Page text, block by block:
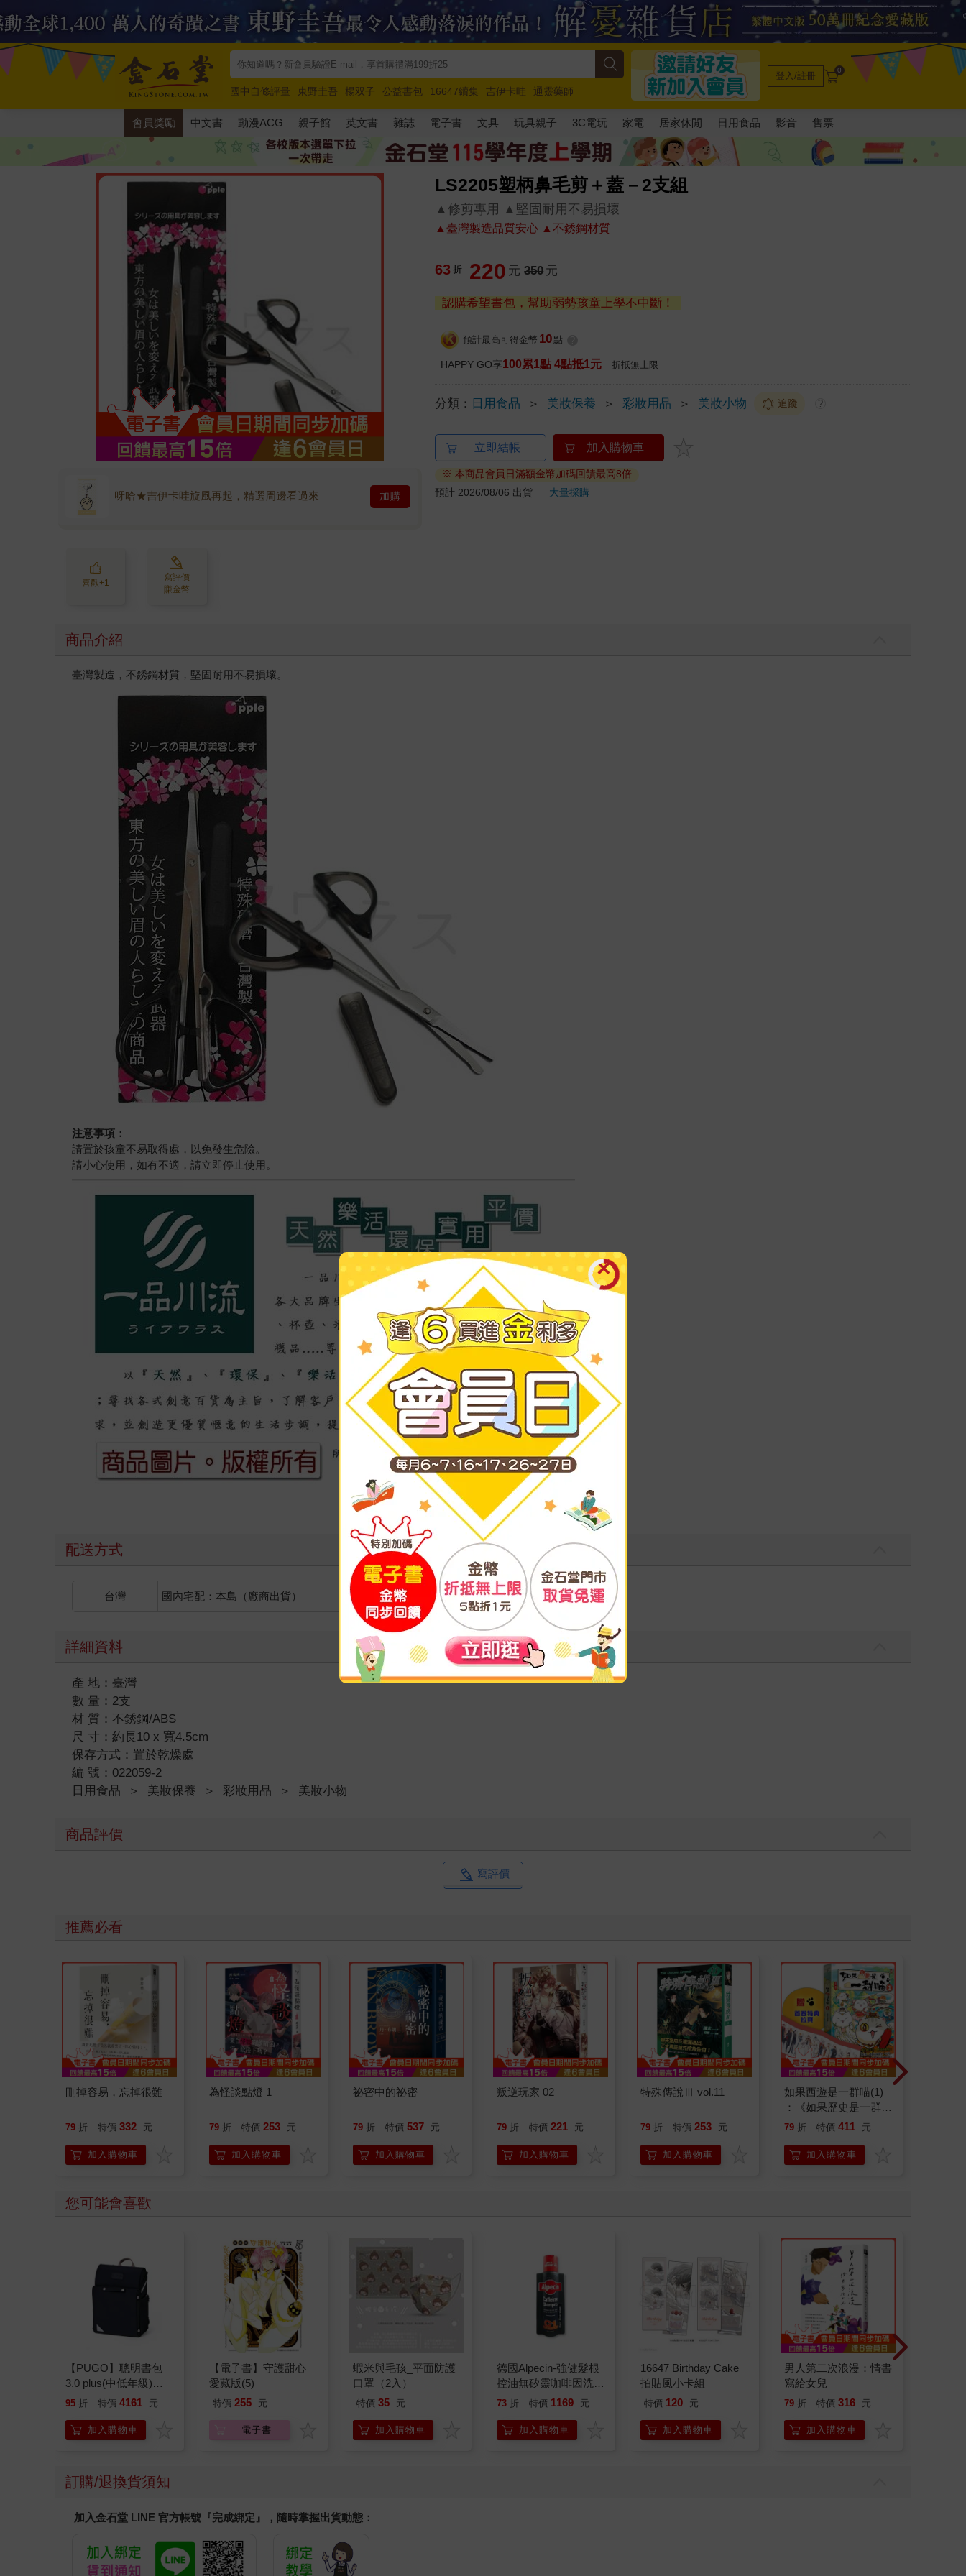
國中自修評量 東野圭吾 楊双子 公益書包 16647續集 吉伊卡哇
通靈藥師
唯紅花綻放
奧德賽 路邊攤新作 馬斯克 玩具總動員5 超慢跑
登入/註冊 0
會員獎勵 中文書 動漫ACG 親子館 英文書 雜誌 電子書 文具 玩具親子 3C電玩 家電 居家休閒 日用食品 影音 售票
LS2205塑柄鼻毛剪＋蓋－2支組
▲修剪專用 ▲堅固耐用不易損壞
▲臺灣製造品質安心 ▲不銹鋼材質
呀哈★吉伊卡哇旋風再起，精選周邊看過來 加購
喜歡+1
寫評價
賺金幣
63 折 220 元 350 元
認購希望書包，幫助弱勢孩童上學不中斷！
預計最高可得金幣 10 點
HAPPY GO享100累1點 4點抵1元 折抵無上限
分類： 日用食品 ＞ 美妝保養 ＞ 彩妝用品 ＞ 美妝小物 追蹤 ?
立即結帳 加入購物車
※ 本商品會員日滿額金幣加碼回饋最高8倍
預計 2026/08/06 出貨
大量採購
商品介紹
臺灣製造，不銹鋼材質，堅固耐用不易損壞。
注意事項：
請置於孩童不易取得處，以免發生危險。
請小心使用，如有不適，請立即停止使用。
配送方式
台灣 國內宅配：本島（廠商出貨）
詳細資料
產 地：臺灣
數 量：2支
材 質：不銹鋼/ABS
尺 寸：約長10 x 寬4.5cm
保存方式：置於乾燥處
編 號：022059-2
日用食品
＞ 美妝保養 ＞ 彩妝用品 ＞ 美妝小物
商品評價
寫評價
推薦必看
刪掉容易，忘掉很難
79 折 特價 332 元
加入購物車
為怪談點燈 1
79 折 特價 253 元
加入購物車
祕密中的祕密
79 折 特價 537 元
加入購物車
叛逆玩家 02
79 折 特價 221 元
加入購物車
特殊傳說Ⅲ vol.11
79 折 特價 253 元
加入購物車
如果西遊是一群喵(1)
：《如果歷史是一群
喵》作者最新力作，附
79 折 特價 411 元
加入購物車
您可能會喜歡
【PUGO】聰明書包
3.0 plus(中低年級)酷
黑 全新進化玩美上市
95 折 特價 4161 元
加入購物車
【電子書】守護甜心
愛藏版(5)
特價 255 元
電子書
蝦米與毛孩_平面防護
口罩（2入）
特價 35 元
加入購物車
德國Alpecin-強健髮根
控油無矽靈咖啡因洗髮
凝露375ml/瓶-C1強健
調理頭皮洗髮液/0矽靈
滋潤洗頭髮水/一般髮
73 折 特價 1169 元
加入購物車
16647 Birthday Cake
拍貼風小卡組
特價 120 元
加入購物車
男人第二次浪漫：情書
寫給女兒
79 折 特價 316 元
加入購物車
訂購/退換貨須知
加入金石堂 LINE 官方帳號『完成綁定』，隨時掌握出貨動態：